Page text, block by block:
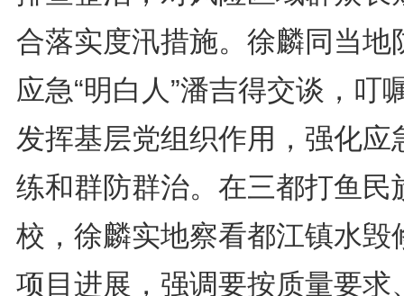
合落实度汛措施。徐麟同当地
应急“明白人”潘吉得交谈，叮
发挥基层党组织作用，强化应
练和群防群治。在三都打鱼民
校，徐麟实地察看都江镇水毁
项目进展，强调要按质量要求